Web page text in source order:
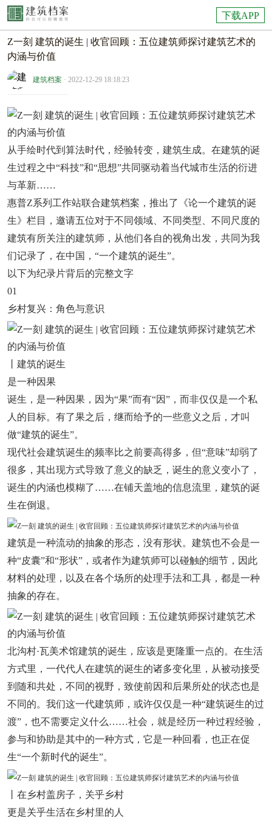
下载APP
Z一刻 建筑的诞生 | 收官回顾：五位建筑师探讨建筑艺术的
内涵与价值
建筑档案 · 2022-12-29 18:18:23
从手绘时代到算法时代，经验转变，建筑生成。在建筑的诞
生过程之中“科技”和“思想”共同驱动着当代城市生活的衍进
与革新……
惠普Z系列工作站联合建筑档案，推出了《论一个建筑的诞
生》栏目，邀请五位对于不同领域、不同类型、不同尺度的
建筑有所关注的建筑师，从他们各自的视角出发，共同为我
们记录了，在中国，“一个建筑的诞生”。
以下为纪录片背后的完整文字
01
乡村复兴：角色与意识
丨建筑的诞生
是一种因果
诞生，是一种因果，因为“果”而有“因”，而非仅仅是一个私
人的目标。有了果之后，继而给予的一些意义之后，才叫
做“建筑的诞生”。
现代社会建筑诞生的频率比之前要高得多，但“意味”却弱了
很多，其出现方式导致了意义的缺乏，诞生的意义变小了，
诞生的内涵也模糊了……在铺天盖地的信息流里，建筑的诞
生在倒退。
建筑是一种流动的抽象的形态，没有形状。建筑也不会是一
种“皮囊”和“形状”，或者作为建筑师可以碰触的细节，因此
材料的处理，以及在各个场所的处理手法和工具，都是一种
抽象的存在。
北沟村·瓦美术馆建筑的诞生，应该是更隆重一点的。在生活
方式里，一代代人在建筑的诞生的诸多变化里，从被动接受
到随和共处，不同的视野，致使前因和后果所处的状态也是
不同的。我们这一代建筑师，或许仅仅是一种“建筑诞生的过
渡”，也不需要定义什么……社会，就是经历一种过程经验，
参与和协助是其中的一种方式，它是一种回看，也正在促
生“一个新时代的诞生”。
丨在乡村盖房子，关乎乡村
更是关乎生活在乡村里的人